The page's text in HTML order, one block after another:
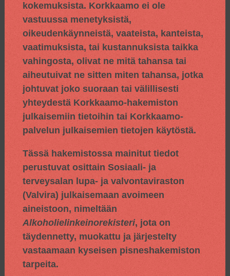
kokemuksista. Korkkaamo ei ole
vastuussa menetyksistä,
oikeudenkäynneistä, vaateista, kanteista,
vaatimuksista, tai kustannuksista taikka
vahingosta, olivat ne mitä tahansa tai
aiheutuivat ne sitten miten tahansa, jotka
johtuvat joko suoraan tai välillisesti
yhteydestä Korkkaamo-hakemiston
julkaisemiin tietoihin tai Korkkaamo-
palvelun julkaisemien tietojen käytöstä.
Tässä hakemistossa mainitut tiedot
perustuvat osittain Sosiaali- ja
terveysalan lupa- ja valvontaviraston
(Valvira) julkaisemaan avoimeen
aineistoon, nimeltään
Alkoholielinkeinorekisteri, jota on
täydennetty, muokattu ja järjestelty
vastaamaan kyseisen pisneshakemiston
tarpeita.